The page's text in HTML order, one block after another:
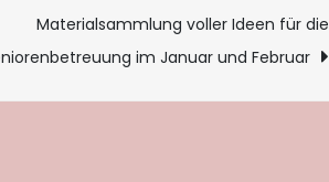
Materialsammlung voller Ideen für die
im Januar und Februar